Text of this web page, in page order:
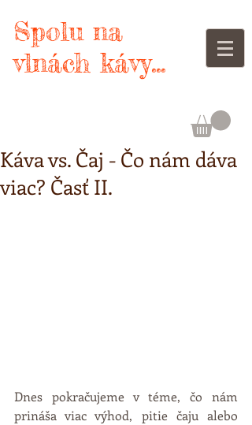
Spolu na
vlnách kávy...
Káva vs. Čaj - Čo nám dáva
viac? Časť II.
Dnes pokračujeme v téme, čo nám
prináša viac výhod, pitie čaju alebo